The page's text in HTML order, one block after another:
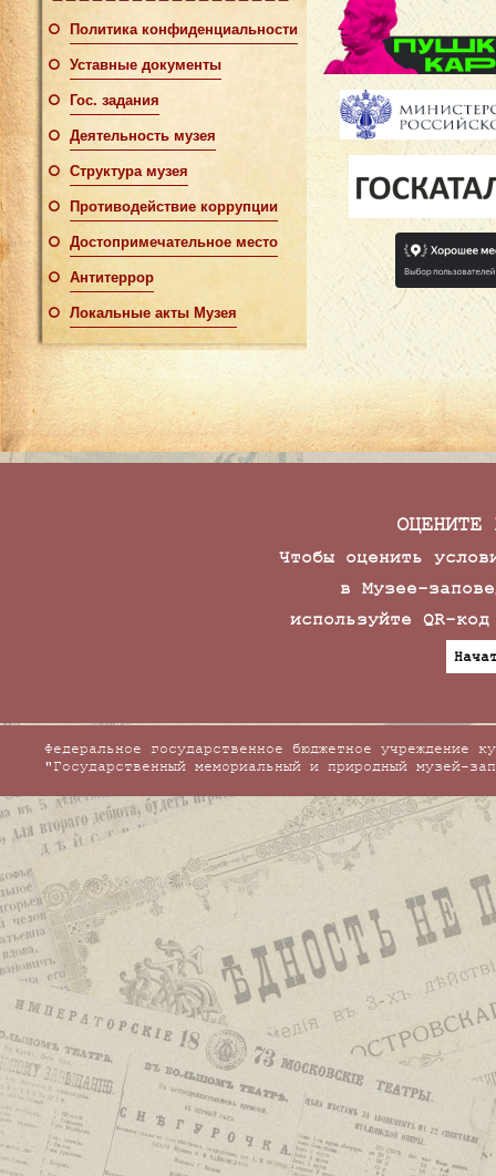
Политика конфиденциальности
Уставные документы
Гос. задания
Деятельность музея
Структура музея
Противодействие коррупции
Достопримечательное место
Антитеррор
Локальные акты Музея
ОЦЕНИТЕ
Чтобы оценить
в Музее-
используйте QR-
Федеральное государственное бюджетное учреждение
"Государственный мемориальный и природный музей-